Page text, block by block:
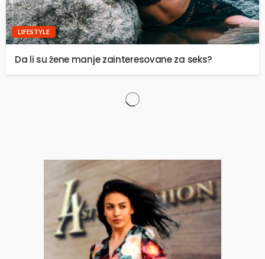
LIFESTYLE
Da li su žene manje zainteresovane za seks?